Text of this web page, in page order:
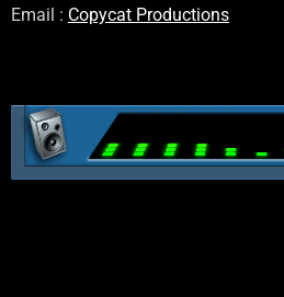
Email : Copycat Productions